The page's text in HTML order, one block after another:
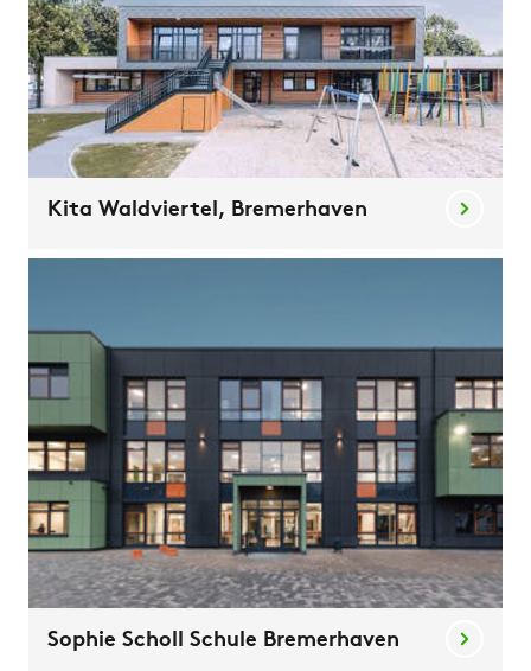
Kita Waldviertel, Bremerhaven
Sophie Scholl Schule Bremerhaven